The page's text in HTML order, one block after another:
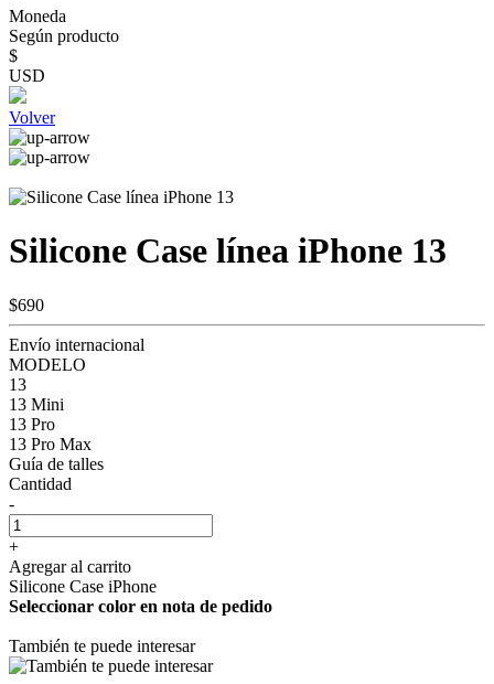
Moneda
Según producto
$
USD
Volver
Silicone Case línea iPhone 13
$690
Envío internacional
MODELO
13
13 Mini
13 Pro
13 Pro Max
Guía de talles
Cantidad
-
+
Agregar al carrito
Silicone Case iPhone
Seleccionar color en nota de pedido
También te puede interesar